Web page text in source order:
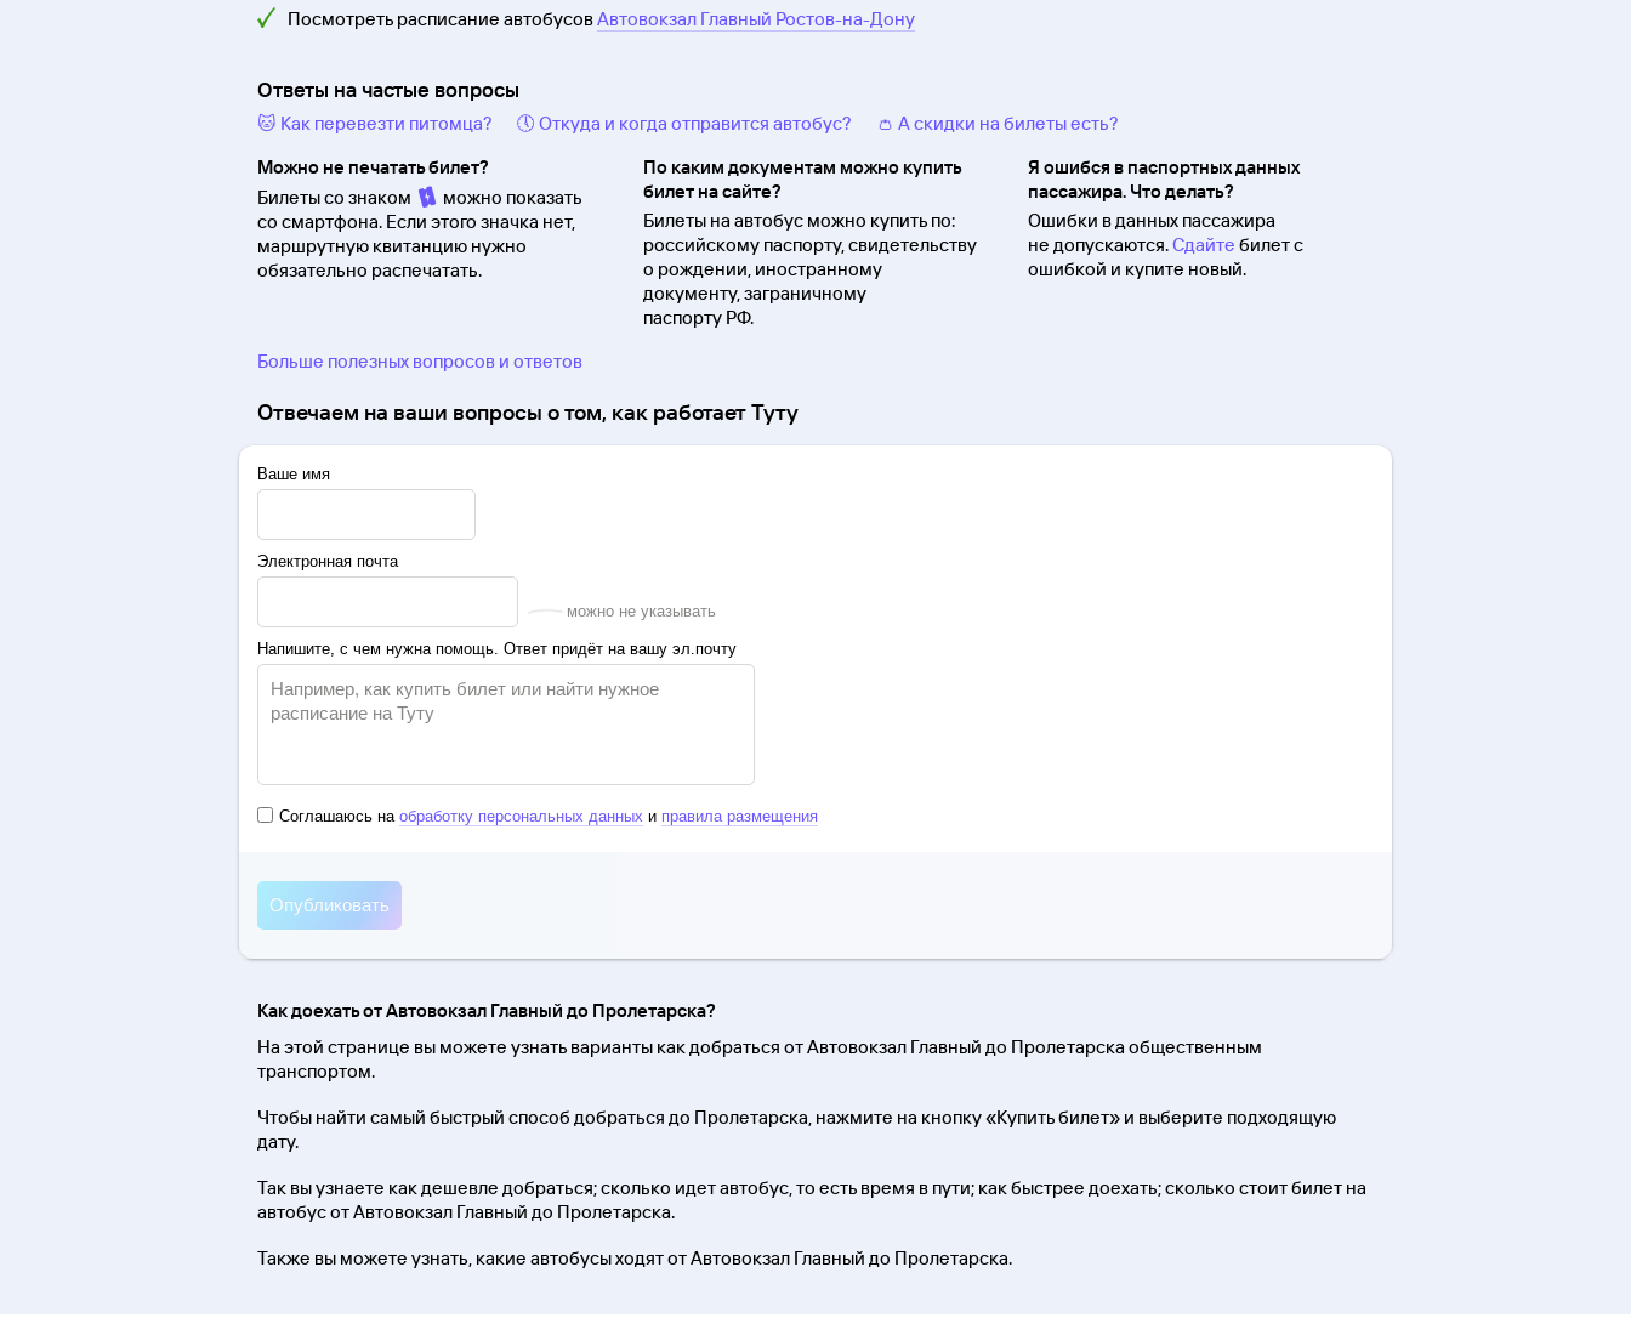
Посмотреть расписание автобусовАвтовокзал Главный Ростов-на-Дону
Ответы на частые вопросы
🐱 Как перевезти питомца? 🕔 Откуда и когда отправится автобус?
👛 А скидки на билеты есть?
Можно не печатать билет?
Билеты со знаком
можно показать
со смартфона. Если этого значка нет,
маршрутную квитанцию нужно
обязательно распечатать.
По каким документам можно купить
билет на сайте?
Билеты на автобус можно купить по:
российскому паспорту, свидетельству
о рождении, иностранному
документу, заграничному
паспорту РФ.
Я ошибся в паспортных данных
пассажира. Что делать?
Ошибки в данных пассажира
не допускаются.Сдайте билет с
ошибкой и купите новый.
Больше полезных вопросов и ответов
Отвечаем на ваши вопросы о том, как работает Туту
Ваше имя
Электронная почта
можно не указывать
Напишите, с чем нужна помощь. Ответ придёт на вашу эл.почту
Соглашаюсь на обработку персональных данных и правила размещения
Как доехать от Автовокзал Главный до Пролетарска?
На этой странице вы можете узнать варианты как добраться от Автовокзал Главный до Пролетарска общественным
транспортом.
Чтобы найти самый быстрый способ добраться до Пролетарска, нажмите на кнопку «Купить билет» и выберите подходящую
дату.
Так вы узнаете как дешевле добраться; сколько идет автобус, то есть время в пути; как быстрее доехать; сколько стоит билет на
автобус от Автовокзал Главный до Пролетарска.
Также вы можете узнать, какие автобусы ходят от Автовокзал Главный до Пролетарска.